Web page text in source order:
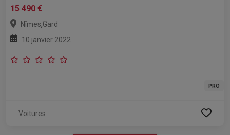
15 490 €
Nîmes,Gard
10 janvier 2022
PRO
Voitures